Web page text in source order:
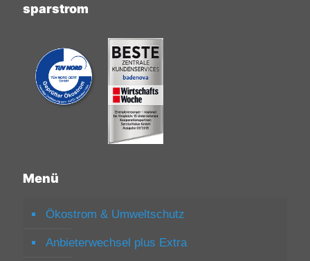
sparstrom
Menü
Ökostrom & Umweltschutz
Anbieterwechsel plus Extra